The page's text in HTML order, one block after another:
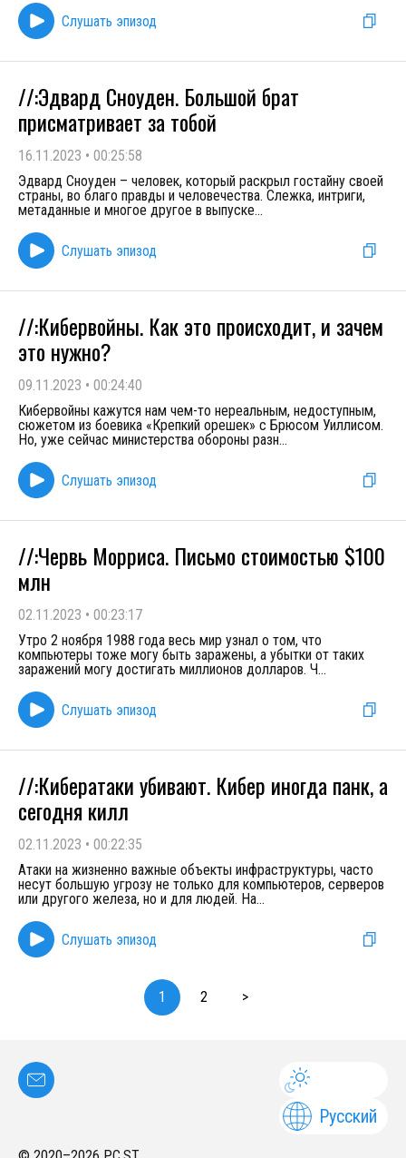
Слушать эпизод
//:Эдвард Сноуден. Большой брат
присматривает за тобой
16.11.2023 • 00:25:58
Эдвард Сноуден – человек, который раскрыл гостайну своей
страны, во благо правды и человечества. Слежка, интриги,
метаданные и многое другое в выпуске...
Слушать эпизод
//:Кибервойны. Как это происходит, и зачем
это нужно?
09.11.2023 • 00:24:40
Кибервойны кажутся нам чем-то нереальным, недоступным,
сюжетом из боевика «Крепкий орешек» с Брюсом Уиллисом.
Но, уже сейчас министерства обороны разн...
Слушать эпизод
//:Червь Морриса. Письмо стоимостью $100
млн
02.11.2023 • 00:23:17
Утро 2 ноября 1988 года весь мир узнал о том, что
компьютеры тоже могу быть заражены, а убытки от таких
заражений могу достигать миллионов долларов. Ч...
Слушать эпизод
//:Кибератаки убивают. Кибер иногда панк, а
сегодня килл
02.11.2023 • 00:22:35
Атаки на жизненно важные объекты инфраструктуры, часто
несут большую угрозу не только для компьютеров, серверов
или другого железа, но и для людей. На...
Слушать эпизод
1 2 >
Русский